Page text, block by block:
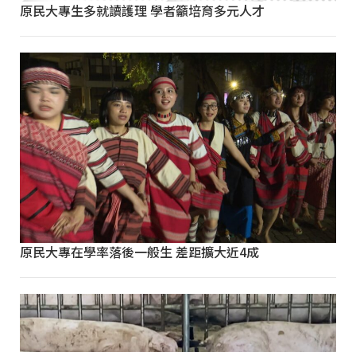
原民大專生多就讀護理 學者籲培育多元人才
原民大專在學率落後一般生 差距擴大近4成